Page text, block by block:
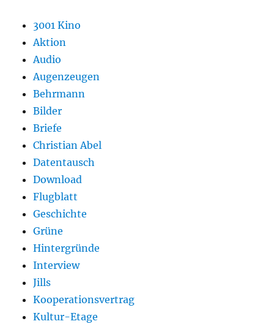
3001 Kino
Aktion
Audio
Augenzeugen
Behrmann
Bilder
Briefe
Christian Abel
Datentausch
Download
Flugblatt
Geschichte
Grüne
Hintergründe
Interview
Jills
Kooperationsvertrag
Kultur-Etage